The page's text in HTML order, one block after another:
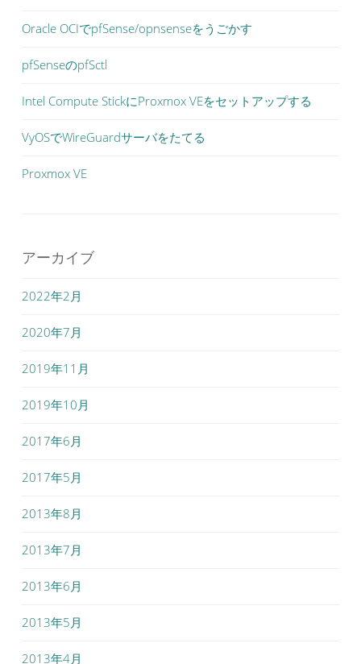
Oracle OCIでpfSense/opnsenseをうごかす
pfSenseのpfSctl
Intel Compute StickにProxmox VEをセットアップする
VyOSでWireGuardサーバをたてる
Proxmox VE
アーカイブ
2022年2月
2020年7月
2019年11月
2019年10月
2017年6月
2017年5月
2013年8月
2013年7月
2013年6月
2013年5月
2013年4月